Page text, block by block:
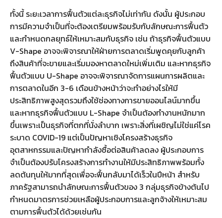
ทั้งนี้ ระยะเวลาการฟื้นตัวแต่ละธุรกิจไม่เท่ากัน ดังนั้น ผู้ประกอบ
การมีความจำเป็นที่จะต้องเตรียมพร้อมรับกับลักษณะการฟื้นตัว
และกำหนดกลยุทธ์ให้เหมาะสมกับธุรกิจ เช่น ถ้าธุรกิจฟื้นตัวแบบ
V-Shape อาจจะพิจารณาให้ฝ่ายการตลาดเริ่มพูดคุยกับลูกค้า
ถึงสินค้าที่จะขายและเริ่มมองหาตลาดใหม่เพิ่มเติม และหากธุรกิจ
ฟื้นตัวแบบ U-Shape อาจจะพิจารณาจัดการแผนการผลิตและ
การตลาดในอีก 3-6 เดือนข้างหน้าว่าจะทำอย่างไรให้มี
ประสิทธิภาพสูงสุดรวมถึงใช้ช่องทางการขายออนไลน์มากขึ้น
และหากธุรกิจฟื้นตัวแบบ L-Shape จำเป็นต้องทำงานหนักมาก
ขึ้นเพราะเป็นธุรกิจที่ตกที่นั่งลำบาก เพราะสิ่งที่เผชิญไม่ใช่แค่โรค
ระบาด COVID-19 แต่เป็นปัญหาเชิงโครงสร้างธุรกิจ
อุตสาหกรรมและปัญหากำลังซื้อต่อสินค้าลดลง ผู้ประกอบการ
จำเป็นต้องปรับโครงสร้างการทำงานให้มีประสิทธิภาพพร้อมทั้ง
ลดต้นทุนให้มากที่สุดเพื่อจะฟื้นกลับมาได้เร็วในปีหน้า สำหรับ
ภาครัฐสามารถนำลักษณะการฟื้นตัวของ 3 กลุ่มธุรกิจข้างต้นไป
กำหนดมาตรการช่วยเหลือผู้ประกอบการและลูกจ้างให้เหมาะสม
ตามการฟื้นตัวได้ด้วยเช่นกัน